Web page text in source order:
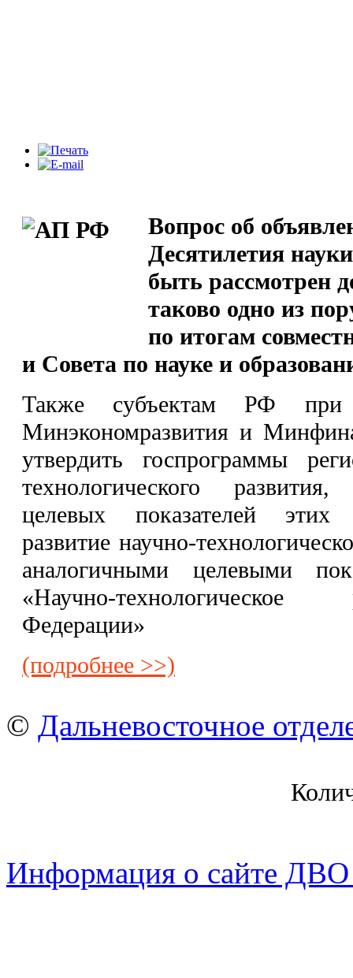
Вопрос об
Десятилетия
быть рассмотрен
таково одно из
по итогам
и Совета по науке и
Также субъектам РФ при
Минэкономразвития и
утвердить госпрограммы
технологического
целевых показателей
развитие научно-
аналогичными целевыми
«Научно-
Федерации»
(подробнее >>)
© Дальневосточное
Информация о сайте